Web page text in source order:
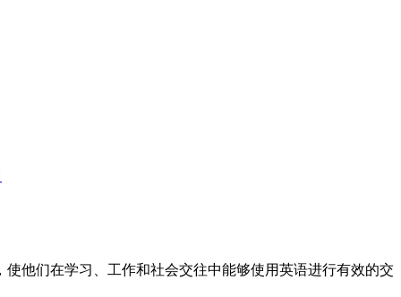
他们在学习、工作和社会交往中能够使用英语进行有效的交